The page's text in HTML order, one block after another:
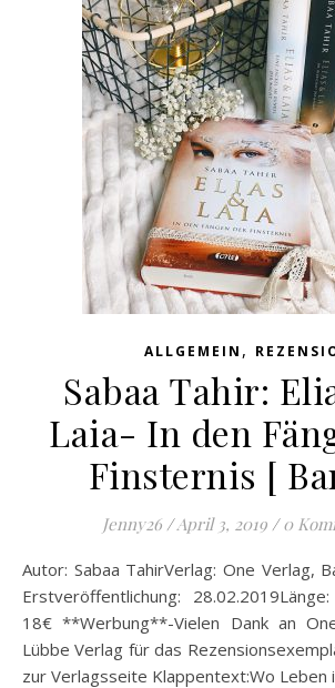
ALLGEMEIN ,
Sabaa Tahir:
Laia- In den
Finsternis [
Jenny26 /April 3, 2019 / 0
Autor: Sabaa TahirVerlag: One Verlag, Bastei LübbeDatum
Erstveröffentlichung:
18€ **Werbung**-Vielen Dank an
Lübbe Verlag für das
zur Verlagsseite Klappentext:Wo Leben